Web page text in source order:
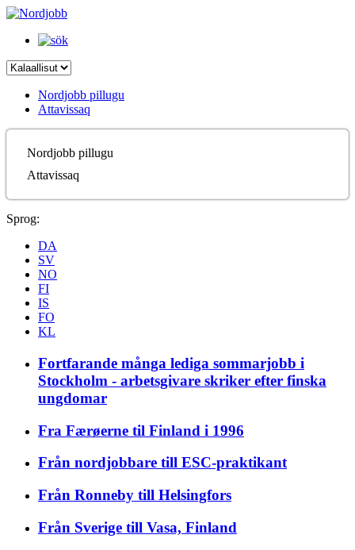
Nordjobb pillugu
Attavissaq
Nordjobb pillugu
Attavissaq
Sprog:
DA
SV
NO
FI
IS
FO
KL
Fortfarande många lediga sommarjobb i
Stockholm - arbetsgivare skriker efter finska
ungdomar
Fra Færøerne til Finland i 1996
Från nordjobbare till ESC-praktikant
Från Ronneby till Helsingfors
Från Sverige till Vasa, Finland